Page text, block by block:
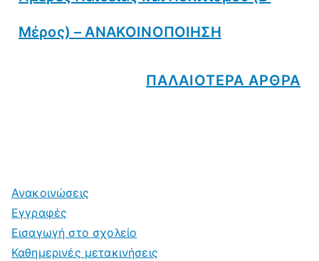
Μέρος) – ΑΝΑΚΟΙΝΟΠΟΙΗΣΗ
ΠΑΛΑΙΟΤΕΡΑ ΑΡΘΡΑ
Ανακοινώσεις
Εγγραφές
Εισαγωγή στο σχολείο
Καθημερινές μετακινήσεις